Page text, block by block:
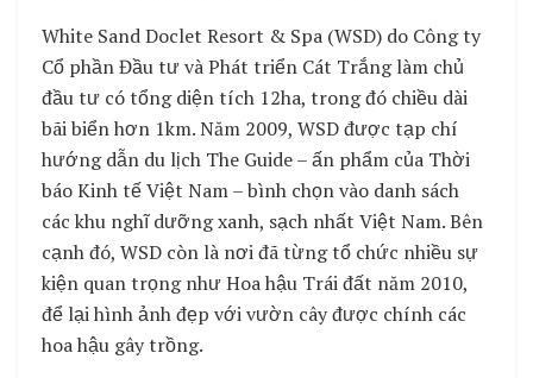
White Sand Doclet Resort & Spa (WSD) do Công ty
Cổ phần Đầu tư và Phát triển Cát Trắng làm chủ
đầu tư có tổng diện tích 12ha, trong đó chiều dài
bãi biển hơn 1km. Năm 2009, WSD được tạp chí
hướng dẫn du lịch The Guide – ấn phẩm của Thời
báo Kinh tế Việt Nam – bình chọn vào danh sách
các khu nghĩ dưỡng xanh, sạch nhất Việt Nam. Bên
cạnh đó, WSD còn là nơi đã từng tổ chức nhiều sự
kiện quan trọng như Hoa hậu Trái đất năm 2010,
để lại hình ảnh đẹp với vườn cây được chính các
hoa hậu gây trồng.